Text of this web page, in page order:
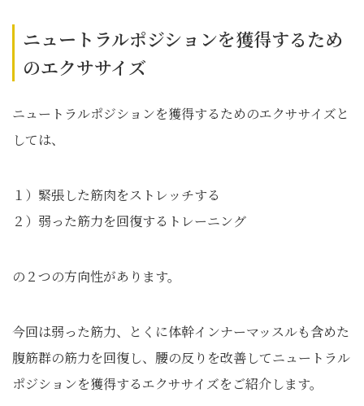
ニュートラルポジションを獲得するため
のエクササイズ
ニュートラルポジションを獲得するためのエクササイズと
しては、
１）緊張した筋肉をストレッチする
２）弱った筋力を回復するトレーニング
の２つの方向性があります。
今回は弱った筋力、とくに体幹インナーマッスルも含めた
腹筋群の筋力を回復し、腰の反りを改善してニュートラル
ポジションを獲得するエクササイズをご紹介します。